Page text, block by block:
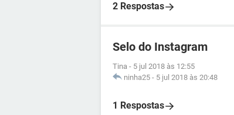
2 Respostas
Selo do Instagram
Tina - 5 jul 2018 às 12:55
ninha25 - 5 jul 2018 às 20:48
1 Respostas